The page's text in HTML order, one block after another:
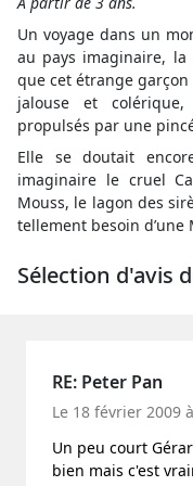
Un voyage dans un
au pays imaginaire, la
que cet étrange garçon
jalouse et
propulsés par une
Elle se doutait
imaginaire le cruel
Mouss, le lagon des
tellement besoin d’une
Sélection d'avis
RE: Peter Pan
Le 18 février 2009
Un peu court
bien mais c'est